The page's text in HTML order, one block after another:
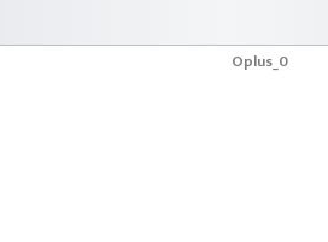
Oplus_0